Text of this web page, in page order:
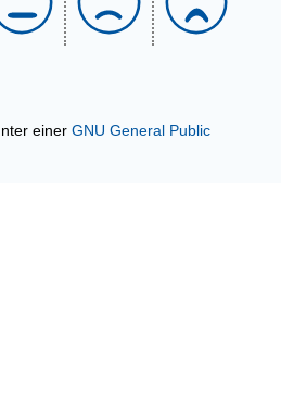
einer GNU General Public